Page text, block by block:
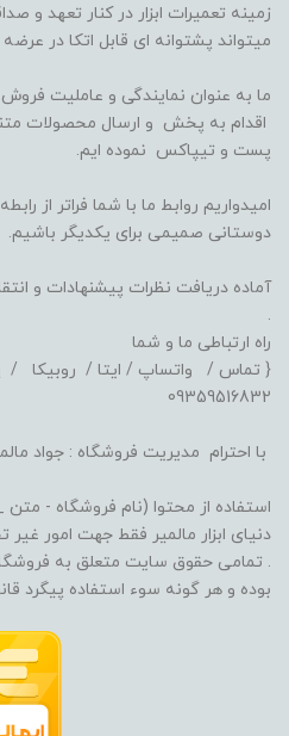
زمینه تعمیرات ابزار در کنار تعهد و
میتواند پشتوانه ای قابل اتکا در
ما به عنوان نمایندگی و عاملیت
اقدام به پخش و ارسال محصولات
پست و تیپاکس نموده ایم.
امیدواریم روابط ما با شما فراتر از
دوستانی صمیمی برای یکدیگر باشیم.
آماده دریافت نظرات پیشنهادات و
.
راه ارتباطی ما و شما
{ تماس / واتساپ / ایتا / روبیکا /
09359516832
با احترام مدیریت فروشگاه : جواد
استفاده از محتوا (نام فروشگاه -
دنیای ابزار مالمیر فقط جهت امور غیر
. تمامی حقوق سایت متعلق به فروشگاه
بوده و هر گونه سوء استفاده پیگرد